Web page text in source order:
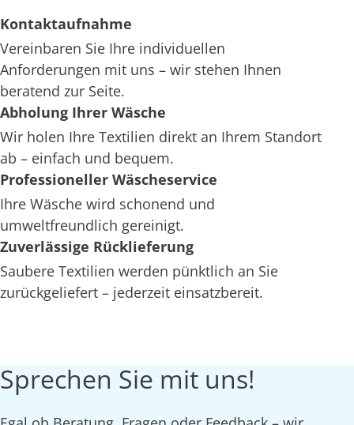
Kontaktaufnahme
Vereinbaren Sie Ihre individuellen
Anforderungen mit uns – wir stehen Ihnen
beratend zur Seite.
Abholung Ihrer Wäsche
Wir holen Ihre Textilien direkt an Ihrem Standort
ab – einfach und bequem.
Professioneller Wäscheservice
Ihre Wäsche wird schonend und
umweltfreundlich gereinigt.
Zuverlässige Rücklieferung
Saubere Textilien werden pünktlich an Sie
zurückgeliefert – jederzeit einsatzbereit.
Sprechen Sie mit uns!